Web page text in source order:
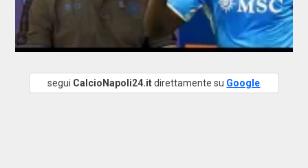
segui CalcioNapoli24.itdirettamente su Google